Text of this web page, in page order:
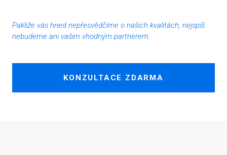
Pakliže vás hned nepřesvědčíme o našich kvalitách, nejspíš
nebudeme ani vašim vhodným partnerem.
KONZULTACE ZDARMA